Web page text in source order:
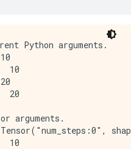
Python arguments.
10
20
arguments.
10